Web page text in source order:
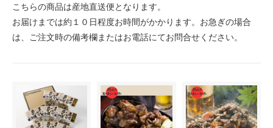
こちらの商品は産地直送便となります。
お届けまでは約１０日程度お時間がかかります。お急ぎの場合
は、ご注文時の備考欄またはお電話にてお問合せください。